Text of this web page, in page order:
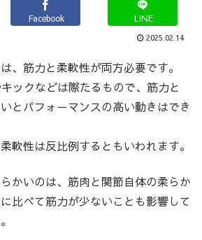
Facebook LINE
2025.02.14
、筋力と柔軟性が両方必要です。
ックなどは際たるもので、筋力と
とパフォーマンスの高い動きはでき
軟性は反比例するともいわれます。
かいのは、筋肉と関節自体の柔らか
比べて筋力が少ないことも影響して